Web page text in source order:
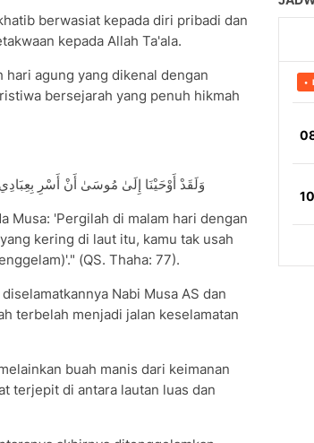
berwasiat kepada diri pribadi dan
kepada Allah Ta'ala.
hari agung yang dikenal dengan
bersejarah yang penuh hikmah
وَلَقَدْ أَوْحَيْنَا إِلَىٰ مُوسَىٰ أَنْ أَسْرِ
Musa: 'Pergilah di malam hari dengan
kering di laut itu, kamu tak usah
(QS. Thaha: 77).
Nabi Musa AS dan
terbelah menjadi jalan keselamatan
buah manis dari keimanan
terjepit di antara lautan luas dan